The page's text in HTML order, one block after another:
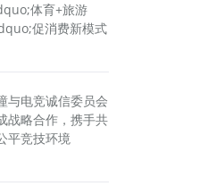
体育+旅游
促消费新模式
与电竞诚信委员会
战略合作，携手共
平竞技环境